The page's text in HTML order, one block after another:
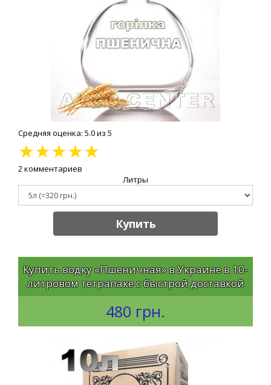
Средняя оценка: 5.0 из 5
★★★★★
2 комментариев
Литры
Купить
Купить водку «Пшеничная» в Украине в 10-
литровом тетрапаке с быстрой доставкой
480 грн.